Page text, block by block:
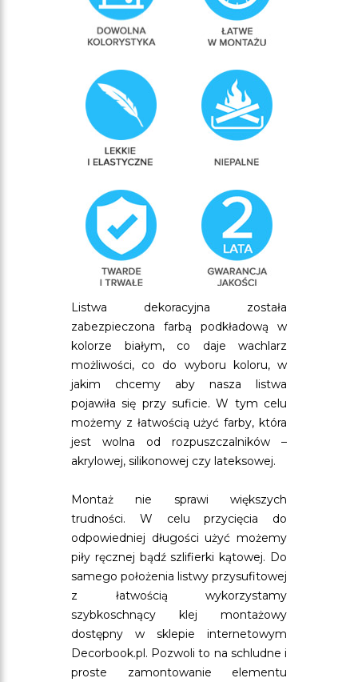
Listwa dekoracyjna została
zabezpieczona farbą podkładową w
kolorze białym, co daje wachlarz
możliwości, co do wyboru koloru, w
jakim chcemy aby nasza listwa
pojawiła się przy suficie. W tym celu
możemy z łatwością użyć farby, która
jest wolna od rozpuszczalników –
akrylowej, silikonowej czy lateksowej.
Montaż nie sprawi większych
trudności. W celu przycięcia do
odpowiedniej długości użyć możemy
piły ręcznej bądź szlifierki kątowej. Do
samego położenia listwy przysufitowej
z łatwością wykorzystamy
szybkoschnący klej montażowy
dostępny w sklepie internetowym
Decorbook.pl. Pozwoli to na schludne i
proste zamontowanie elementu